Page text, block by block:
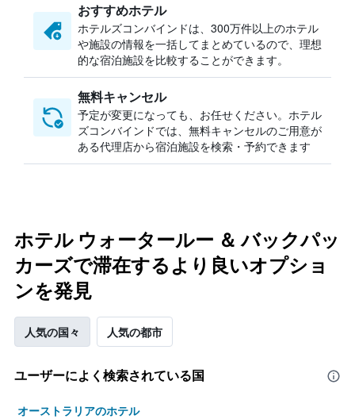
おすすめホテル
ホテルズコンバインドは、300万件以上のホテル
や施設の情報を一括してまとめているので、理想
的な宿泊施設を比較することができます。
無料キャンセル
予定が変更になっても、お任せください。ホテル
ズコンバインドでは、無料キャンセルのご用意が
ある代理店から宿泊施設を検索・予約できます
ホテル ウォータールー ＆ バックパッ
カーズで滞在するより良いオプショ
ンを発見
人気の国々 人気の都市
ユーザーによく検索されている国
オーストラリアのホテル